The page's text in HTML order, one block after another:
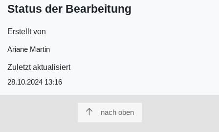
Status der Bearbeitung
Erstellt von
Ariane Martin
Zuletzt aktualisiert
28.10.2024 13:16
nach oben